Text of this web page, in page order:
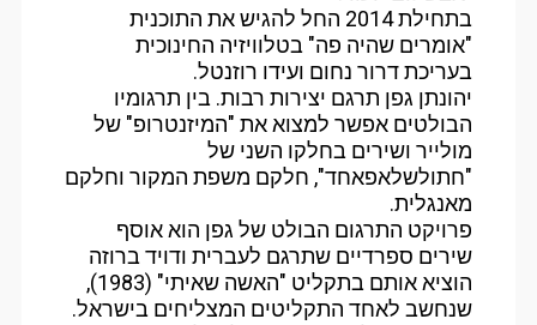
בתחילת 2014 החל להגיש את התוכנית
"אומרים שהיה פה" בטלוויזיה החינוכית
בעריכת דרור נחום ועידו רוזנטל.
יהונתן גפן תרגם יצירות רבות. בין תרגומיו
הבולטים אפשר למצוא את "המיזנטרופ" של
מולייר ושירים בחלקו השני של
"חתולשלאפאחד", חלקם משפת המקור וחלקם
מאנגלית.
פרויקט התרגום הבולט של גפן הוא אוסף
שירים ספרדיים שתרגם לעברית ודויד ברוזה
הוציא אותם בתקליט "האשה שאיתי" (1983),
שנחשב לאחד התקליטים המצליחים בישראל.